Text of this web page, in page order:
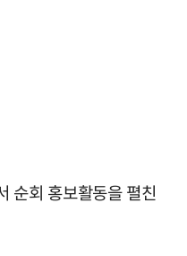
순회 홍보활동을 펼친